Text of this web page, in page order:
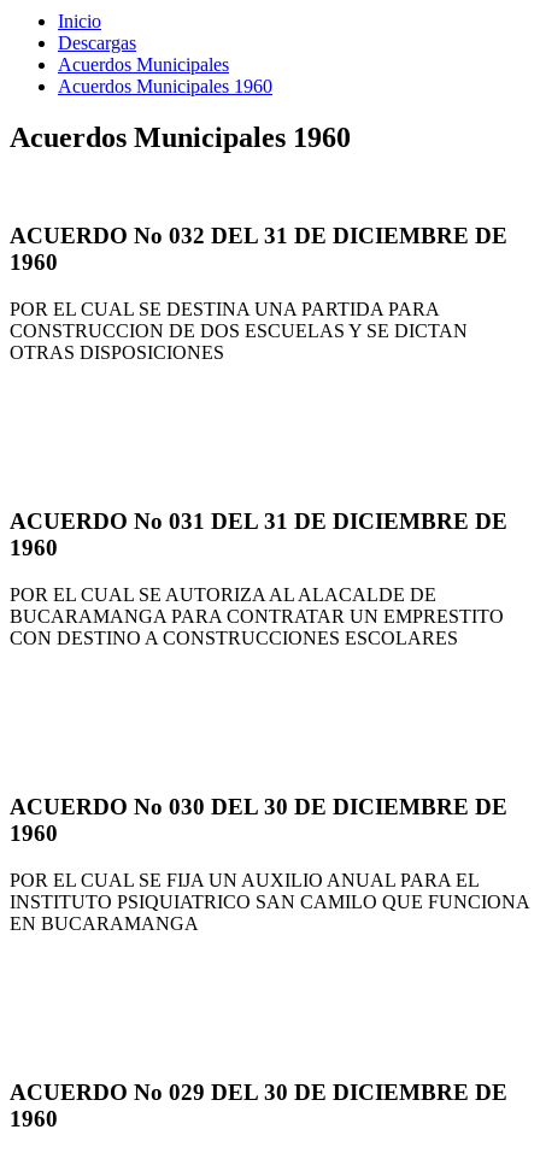
Inicio
Descargas
Acuerdos Municipales
Acuerdos Municipales 1960
Acuerdos Municipales 1960
ACUERDO No 032 DEL 31 DE DICIEMBRE DE
1960
POR EL CUAL SE DESTINA UNA PARTIDA PARA
CONSTRUCCION DE DOS ESCUELAS Y SE DICTAN
OTRAS DISPOSICIONES
ACUERDO No 031 DEL 31 DE DICIEMBRE DE
1960
POR EL CUAL SE AUTORIZA AL ALACALDE DE
BUCARAMANGA PARA CONTRATAR UN EMPRESTITO
CON DESTINO A CONSTRUCCIONES ESCOLARES
ACUERDO No 030 DEL 30 DE DICIEMBRE DE
1960
POR EL CUAL SE FIJA UN AUXILIO ANUAL PARA EL
INSTITUTO PSIQUIATRICO SAN CAMILO QUE FUNCIONA
EN BUCARAMANGA
ACUERDO No 029 DEL 30 DE DICIEMBRE DE
1960